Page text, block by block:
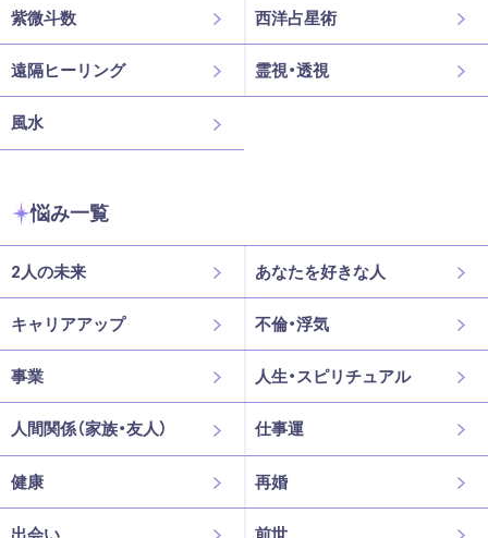
紫微斗数 西洋占星術
遠隔ヒーリング 霊視・透視
風水
悩み一覧
2人の未来 あなたを好きな人
キャリアアップ 不倫・浮気
事業 人生・スピリチュアル
人間関係（家族・友人） 仕事運
健康 再婚